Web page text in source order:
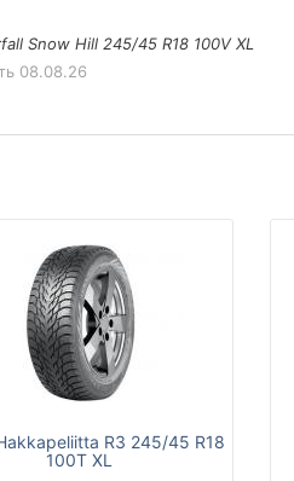
Snow Hill 245/45 R18 100V XL
08.08.26
R3 245/45 R18
100T XL